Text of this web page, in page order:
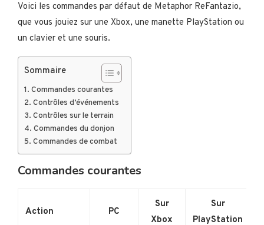
Voici les commandes par défaut de Metaphor ReFantazio,
que vous jouiez sur une Xbox, une manette PlayStation ou
un clavier et une souris.
Sommaire
Commandes courantes
Contrôles d’événements
Contrôles sur le terrain
Commandes du donjon
Commandes de combat
Commandes courantes
Action PC
Sur
Xbox
Sur
PlayStation